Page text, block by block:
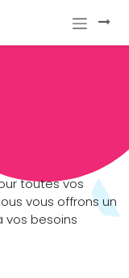
toutes vos
vous offrons un
vos besoins